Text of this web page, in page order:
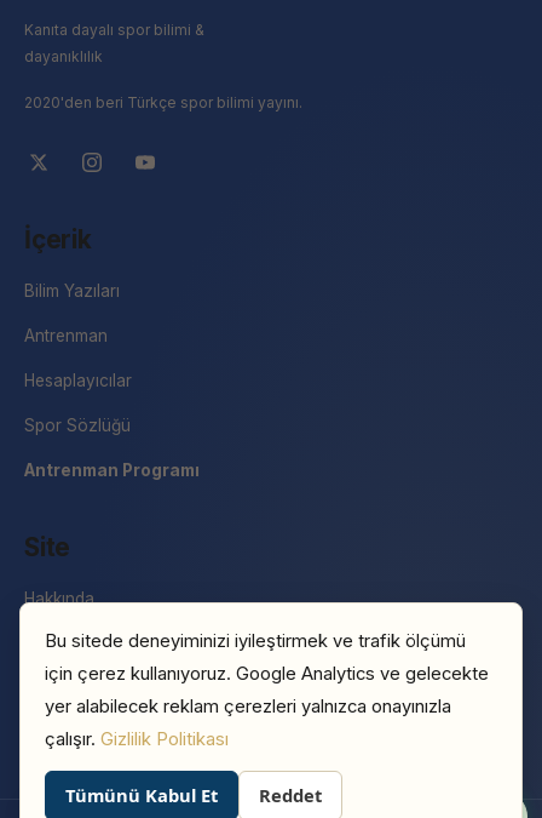
Kanıta dayalı spor bilimi &
dayanıklılık
2020'den beri Türkçe spor bilimi yayını.
İçerik
Bilim Yazıları
Antrenman
Hesaplayıcılar
Spor Sözlüğü
Antrenman Programı
Site
Hakkında
İletişim
Basın
Gizlilik Politikası
Bu sitede deneyiminizi iyileştirmek ve trafik ölçümü
için çerez kullanıyoruz. Google Analytics ve gelecekte
yer alabilecek reklam çerezleri yalnızca onayınızla
çalışır. Gizlilik Politikası
Tümünü Kabul Et Reddet